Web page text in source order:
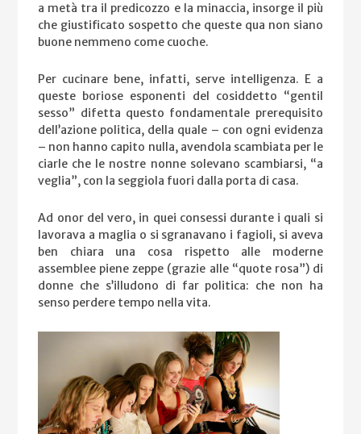
a metà tra il predicozzo e la minaccia, insorge il più
che giustificato sospetto che queste qua non siano
buone nemmeno come cuoche.
Per cucinare bene, infatti, serve intelligenza. E a
queste boriose esponenti del cosiddetto “gentil
sesso” difetta questo fondamentale prerequisito
dell’azione politica, della quale – con ogni evidenza
– non hanno capito nulla, avendola scambiata per le
ciarle che le nostre nonne solevano scambiarsi, “a
veglia”, con la seggiola fuori dalla porta di casa.
Ad onor del vero, in quei consessi durante i quali si
lavorava a maglia o si sgranavano i fagioli, si aveva
ben chiara una cosa rispetto alle moderne
assemblee piene zeppe (grazie alle “quote rosa”) di
donne che s’illudono di far politica: che non ha
senso perdere tempo nella vita.